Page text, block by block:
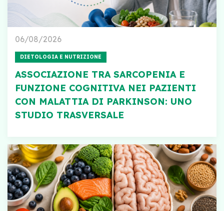
06/08/2026
DIETOLOGIA E NUTRIZIONE
ASSOCIAZIONE TRA SARCOPENIA E
FUNZIONE COGNITIVA NEI PAZIENTI
CON MALATTIA DI PARKINSON: UNO
STUDIO TRASVERSALE